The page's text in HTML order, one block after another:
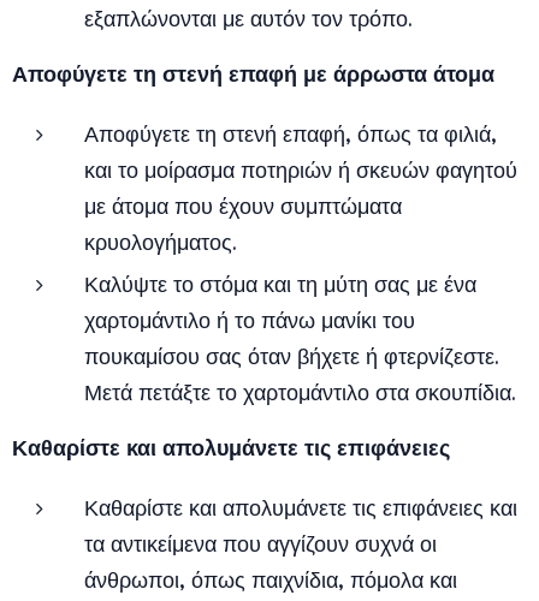
εξαπλώνονται με αυτόν τον τρόπο.
Αποφύγετε τη στενή επαφή με άρρωστα άτομα
Αποφύγετε τη στενή επαφή, όπως τα φιλιά,
και το μοίρασμα ποτηριών ή σκευών φαγητού
με άτομα που έχουν συμπτώματα
κρυολογήματος.
Καλύψτε το στόμα και τη μύτη σας με ένα
χαρτομάντιλο ή το πάνω μανίκι του
πουκαμίσου σας όταν βήχετε ή φτερνίζεστε.
Μετά πετάξτε το χαρτομάντιλο στα σκουπίδια.
Καθαρίστε και απολυμάνετε τις επιφάνειες
Καθαρίστε και απολυμάνετε τις επιφάνειες και
τα αντικείμενα που αγγίζουν συχνά οι
άνθρωποι, όπως παιχνίδια, πόμολα και